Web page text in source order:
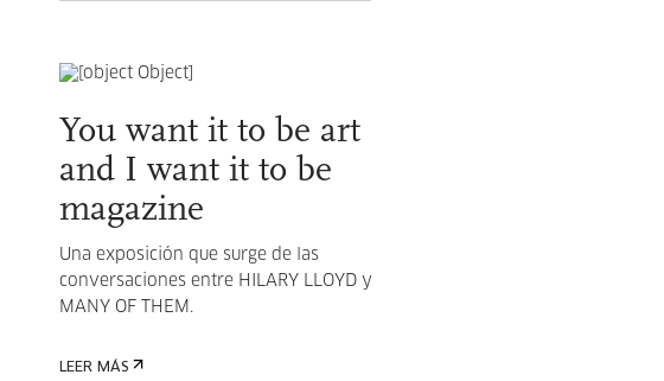
You want it to be art
and I want it to be
magazine
Una exposición que surge de las
conversaciones entre HILARY LLOYD y
MANY OF THEM.
LEER MÁS